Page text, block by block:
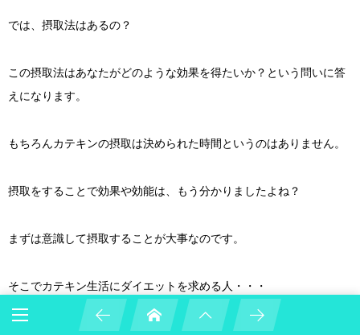
では、摂取法はあるの？
この摂取法はあなたがどのような効果を得たいか？という問いに答
えになります。
もちろんカテキンの摂取は決められた時間というのはありません。
摂取をすることで効果や効能は、もう分かりましたよね？
まずは意識して摂取することが大事なのです。
そこでカテキン生活にダイエットを求める人・・・